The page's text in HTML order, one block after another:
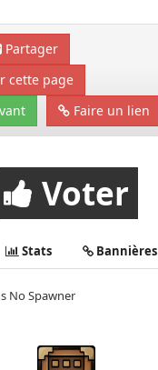
Partager
cette page
Faire un lien
Voter
Stats Bannières
No Spawner